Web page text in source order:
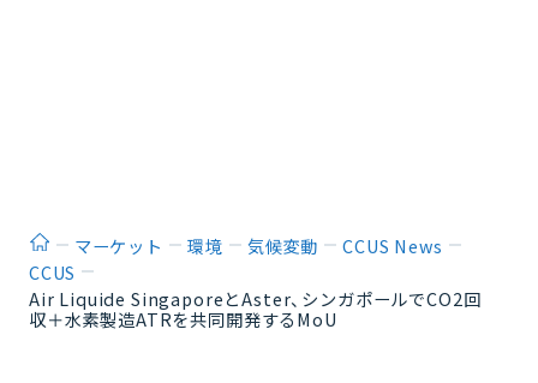
ホームマーケット 環境 気候変動
CCUS News
CCUS
Air Liquide SingaporeとAster、シンガポールでCO2回
収＋水素製造ATRを共同開発するMoU